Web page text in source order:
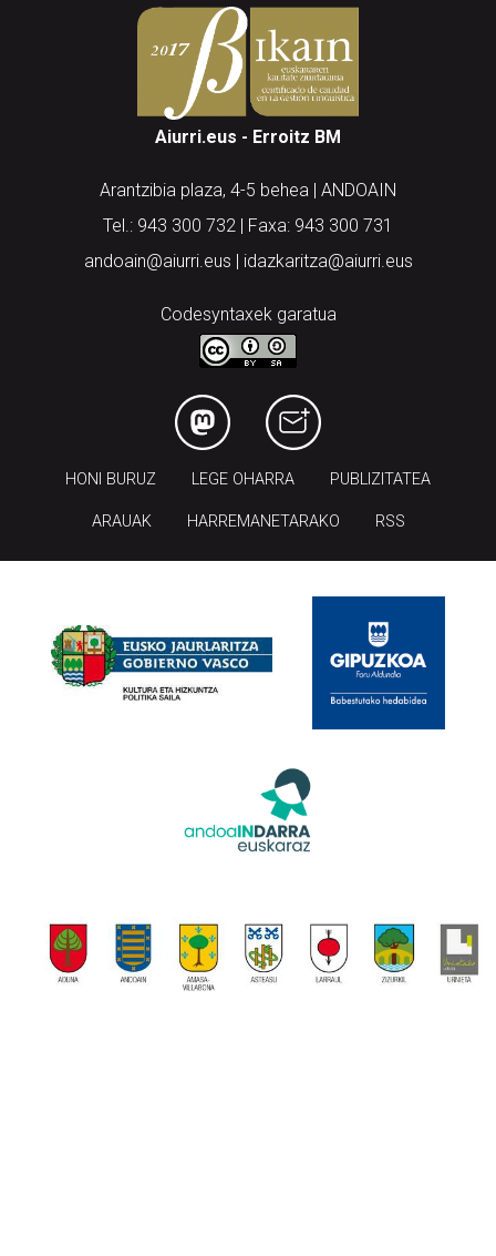
Aiurri.eus - Erroitz BM
Arantzibia plaza, 4-5 behea | ANDOAIN
Tel.: 943 300 732 | Faxa: 943 300 731
andoain@aiurri.eus | idazkaritza@aiurri.eus
Codesyntaxek garatua
HONI BURUZ LEGE OHARRA PUBLIZITATEA
ARAUAK HARREMANETARAKO RSS